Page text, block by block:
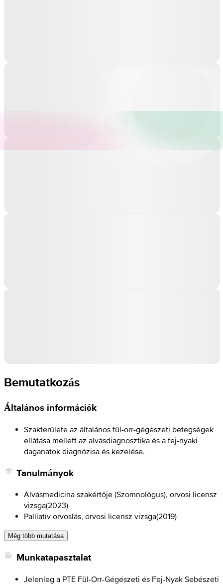
Bemutatkozás
Általános információk
Szakterülete az általános fül-orr-gégészeti betegségek
ellátása mellett az alvásdiagnosztika és a fej-nyaki
daganatok diagnózisa és kezelése.
Tanulmányok
Alvásmedicina szakértője (Szomnológus), orvosi licensz
vizsga(2023)
Palliatív orvoslás, orvosi licensz vizsga(2019)
Még több mutatása
Munkatapasztalat
Jelenleg a PTE Fül-Orr-Gégészeti és Fej-Nyak Sebészeti